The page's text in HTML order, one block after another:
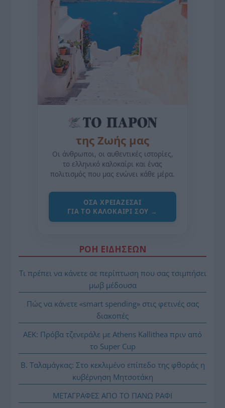
της Ζωής μας
Οι άνθρωποι, οι αυθεντικές ιστορίες,
το ελληνικό καλοκαίρι και ένας
πολιτισμός που μας ενώνει κάθε μέρα.
ΌΣΑ ΧΡΕΙΆΖΕΣΑΙ
ΓΙΑ ΤΟ ΚΑΛΟΚΑΊΡΙ ΣΟΥ →
ΡΟΗ ΕΙΔΗΣΕΩΝ
Τι πρέπει να κάνετε σε περίπτωση που σας τσιμπήσει
μωβ μέδουσα
Πώς να κάνετε «smart spending» στις φετινές σας
διακοπές
ΑΕΚ: Πρόβα τζενεράλε με Athens Kallithea πριν από
το Super Cup
Β. Ταλαμάγκας: Στο κεκλιμένο επίπεδο της φθοράς η
κυβέρνηση Μητσοτάκη
ΜΕΤΑΓΡΑΦΕΣ ΑΠΟ ΤΟ ΠΑΝΩ ΡΑΦΙ